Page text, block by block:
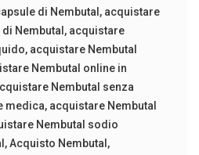
di Nembutal , acquistare
Nembutal , acquistare
, acquistare Nembutal
Nembutal online in
Nembutal senza
medica, acquistare Nembutal
Nembutal sodio
,Acquisto Nembutal ,